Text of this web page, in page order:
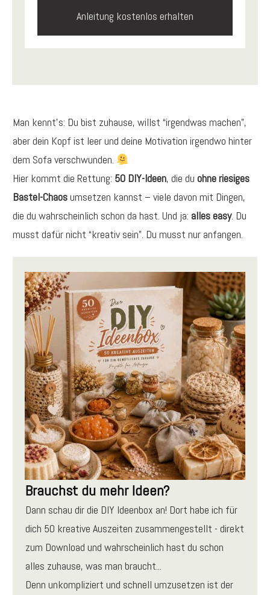
Anleitung kostenlos erhalten
Man kennt’s: Du bist zuhause, willst “irgendwas machen”,
aber dein Kopf ist leer und deine Motivation irgendwo hinter
dem Sofa verschwunden.
Hier kommt die Rettung: 50 DIY-Ideen, die du ohne riesiges
Bastel-Chaosumsetzen kannst – viele davon mit Dingen,
die du wahrscheinlich schon da hast. Und ja: alles easy. Du
musst dafür nicht “kreativ sein”. Du musst nur anfangen.
Brauchst du mehr Ideen?
Dann schau dir die DIY Ideenbox an! Dort habe ich für
dich 50 kreative Auszeiten zusammengestellt - direkt
zum Download und wahrscheinlich hast du schon
alles zuhause, was man braucht...
Denn unkompliziert und schnell umzusetzen ist der